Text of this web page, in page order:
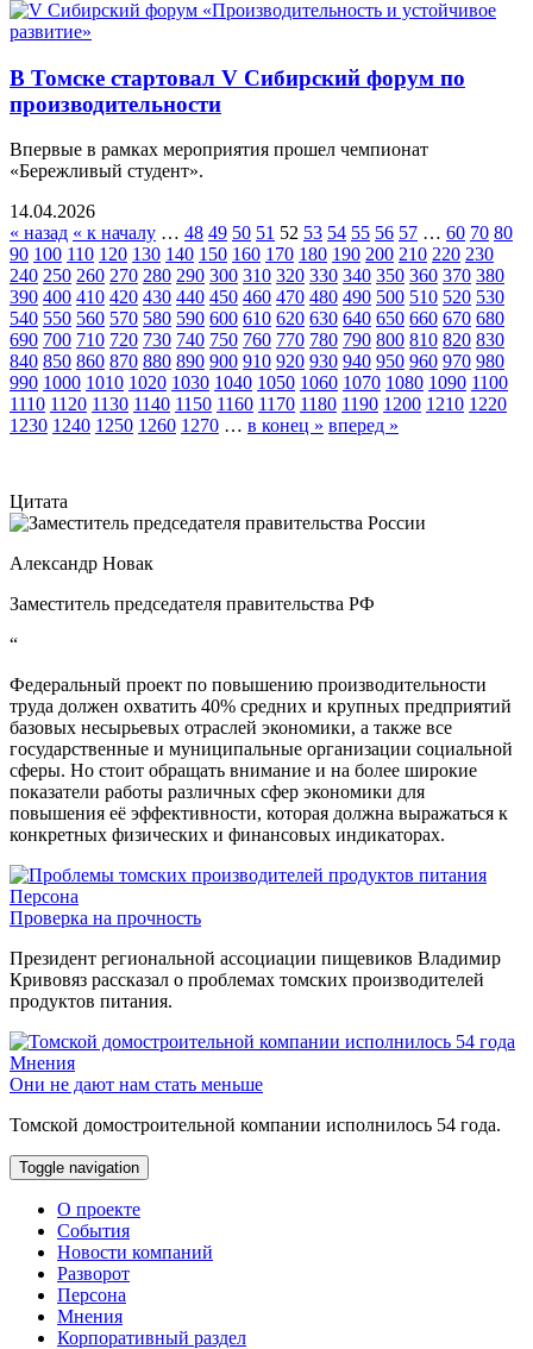
В Томске стартовал V Сибирский форум по
производительности
Впервые в рамках мероприятия прошел чемпионат
«Бережливый студент».
14.04.2026
« назад « к началу … 48 49 50 51 52 53 54 55 56 57 … 60 70 80
90 100 110 120 130 140 150 160 170 180 190 200 210 220 230
240 250 260 270 280 290 300 310 320 330 340 350 360 370 380
390 400 410 420 430 440 450 460 470 480 490 500 510 520 530
540 550 560 570 580 590 600 610 620 630 640 650 660 670 680
690 700 710 720 730 740 750 760 770 780 790 800 810 820 830
840 850 860 870 880 890 900 910 920 930 940 950 960 970 980
990 1000 1010 1020 1030 1040 1050 1060 1070 1080 1090 1100
1110 1120 1130 1140 1150 1160 1170 1180 1190 1200 1210 1220
1230 1240 1250 1260 1270 … в конец » вперед »
Цитата
Александр Новак
Заместитель председателя правительства РФ
“
Федеральный проект по повышению производительности
труда должен охватить 40% средних и крупных предприятий
базовых несырьевых отраслей экономики, а также все
государственные и муниципальные организации социальной
сферы. Но стоит обращать внимание и на более широкие
показатели работы различных сфер экономики для
повышения её эффективности, которая должна выражаться к
конкретных физических и финансовых индикаторах.
Персона
Проверка на прочность
Президент региональной ассоциации пищевиков Владимир
Кривовяз рассказал о проблемах томских производителей
продуктов питания.
Мнения
Они не дают нам стать меньше
Томской домостроительной компании исполнилось 54 года.
Toggle navigation
О проекте
События
Новости компаний
Разворот
Персона
Мнения
Корпоративный раздел